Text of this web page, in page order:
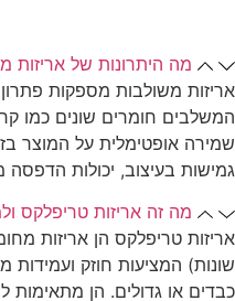
מה היתרונות של אריזות
אריזות משולבות מספקות
המשלבים חומרים שונים כמו
שמירה אופטימלית על המוצר
גמישות בעיצוב, יכולות
מה זה אריזות טריפלקס
אריזות טריפלקס הן אריזות
שונות) המציעות חוזק ועמידות
כבדים או גדולים. הן